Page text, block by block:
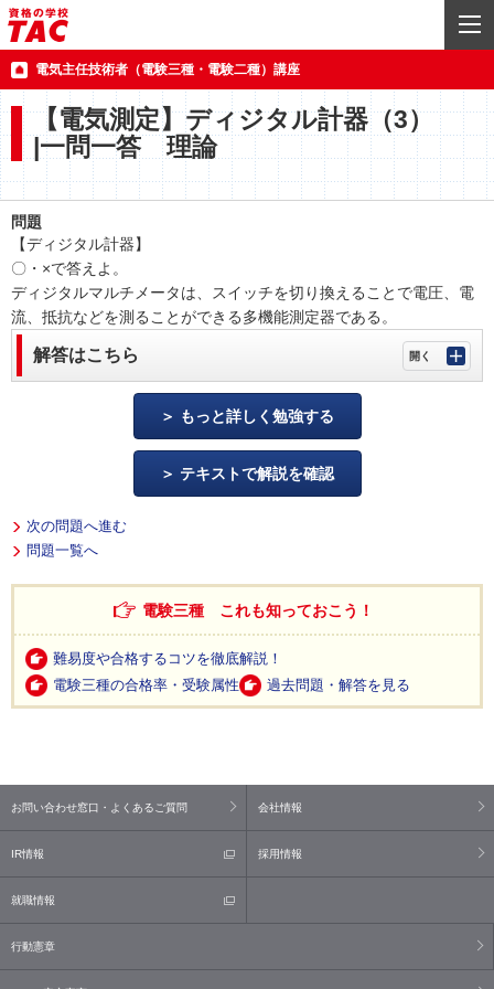
電気主任技術者（電験三種・電験二種）講座
【電気測定】ディジタル計器（3）
|一問一答 理論
問題
【ディジタル計器】
〇・×で答えよ。
ディジタルマルチメータは、スイッチを切り換えることで電圧、電
流、抵抗などを測ることができる多機能測定器である。
解答はこちら
もっと詳しく勉強する
テキストで解説を確認
次の問題へ進む
問題一覧へ
電験三種 これも知っておこう！
難易度や合格するコツを徹底解説！
電験三種の合格率・受験属性
過去問題・解答を見る
お問い合わせ窓口・よくあるご質問 会社情報
IR情報 採用情報
就職情報
行動憲章